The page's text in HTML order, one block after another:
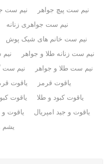
نیم ست پیچ جواهر
نیم ست
نیم ست جواهری زنانه
نیم ست خانم های شیک پوش
نیم ست زنانه طلا و جواهر
نیم ست طلا و جواهر
نیم ست
یاقوت قرمز
یاقوت
یاقوت کبود و طلا
یاقوت
یاقوت و جید امپریال
یاقوت
یشم